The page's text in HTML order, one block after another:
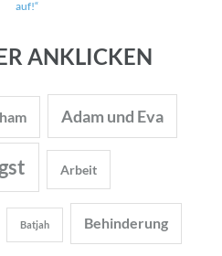
auf!“
ANKLICKEN
Adam und Eva
Arbeit
Batjah Behinderung